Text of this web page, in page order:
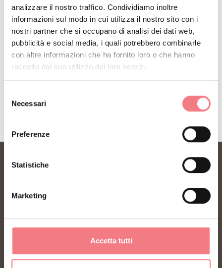
analizzare il nostro traffico. Condividiamo inoltre
informazioni sul modo in cui utilizza il nostro sito con i
nostri partner che si occupano di analisi dei dati web,
pubblicità e social media, i quali potrebbero combinarle
con altre informazioni che ha fornito loro o che hanno
raccolto dal suo utilizzo dei loro servizi.
delNecessari
Preferenze
Statistiche
Marketing
Accetta tutti
Riceverai notizie, informazioni, itinerari, idee e
consigli per la tua vacanza in ogni stagione.
ISCRIVITI ALLA NEWSLETTER
FONDAZIONE DMO DOLOMITI BELLUNESI